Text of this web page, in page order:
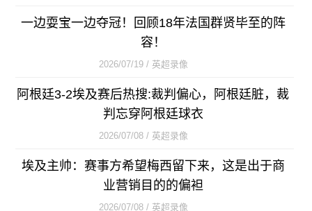
一边耍宝一边夺冠！回顾18年法国群贤毕至的阵
容！
2026/07/19 / 英超录像
阿根廷3-2埃及赛后热搜:裁判偏心，阿根廷脏，裁
判忘穿阿根廷球衣
2026/07/08 / 英超录像
埃及主帅：赛事方希望梅西留下来，这是出于商
业营销目的的偏袒
2026/07/08 / 英超录像